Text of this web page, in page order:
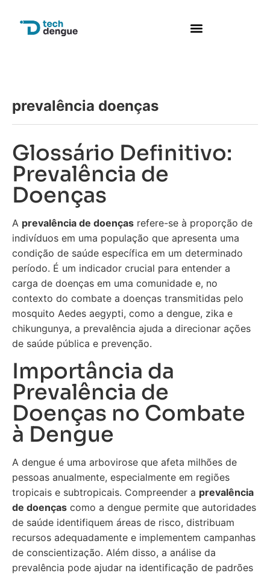
prevalência doenças
Glossário Definitivo:
Prevalência de
Doenças
A prevalência de doenças refere-se à proporção de
indivíduos em uma população que apresenta uma
condição de saúde específica em um determinado
período. É um indicador crucial para entender a
carga de doenças em uma comunidade e, no
contexto do combate a doenças transmitidas pelo
mosquito Aedes aegypti, como a dengue, zika e
chikungunya, a prevalência ajuda a direcionar ações
de saúde pública e prevenção.
Importância da
Prevalência de
Doenças no Combate
à Dengue
A dengue é uma arbovirose que afeta milhões de
pessoas anualmente, especialmente em regiões
tropicais e subtropicais. Compreender a prevalência
de doenças como a dengue permite que autoridades
de saúde identifiquem áreas de risco, distribuam
recursos adequadamente e implementem campanhas
de conscientização. Além disso, a análise da
prevalência pode ajudar na identificação de padrões